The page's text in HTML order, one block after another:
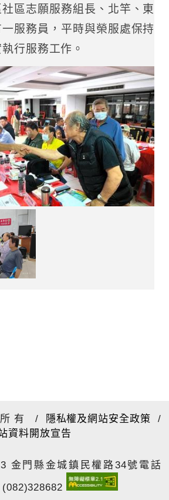
區志願服務組長、北竿、東
服務員，平時與榮服處保持
行服務工作。
有 / 隱私權及網站安全政策
/
資料開放宣告
金門縣金城鎮民權路34號 電話